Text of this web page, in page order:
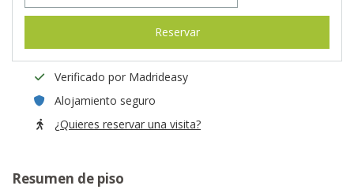
Reservar
Verificado por Madrideasy
Alojamiento seguro
¿Quieres reservar una visita?
Resumen de piso